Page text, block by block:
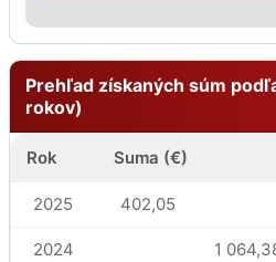
Prehľad získaných súm
rokov)
Rok Suma (€)
2025 402,05
2024 1